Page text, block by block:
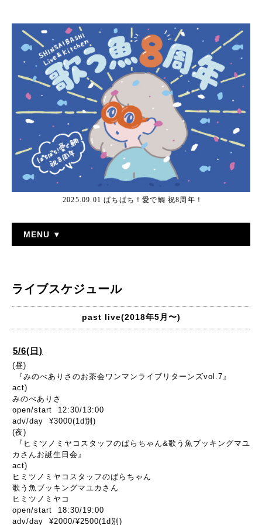
2025.09.01 ぱちぱち！愛で鯛 祝8周年！
MENU ▼
ライブスケジュール
past live(2018年5月〜)
5/6(日)
(昼)
『みのべありさのお茶会ワンマンライブリターンズvol.7』
act)
みのべありさ
open/start 12:30/13:00
adv/day ¥3000(1d別)
(夜)
『ヒミツノミヤコスタッフのばらちゃん&歌う魚ブッキングマユ
カさんお誕生日会』
act)
ヒミツノミヤコスタッフのばらちゃん
歌う魚ブッキングマユカさん
ヒミツノミヤコ
open/start 18:30/19:00
adv/day ¥2000/¥2500(1d別)